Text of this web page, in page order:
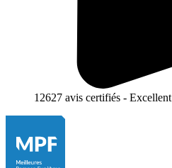
12627 avis certifiés - Excellent